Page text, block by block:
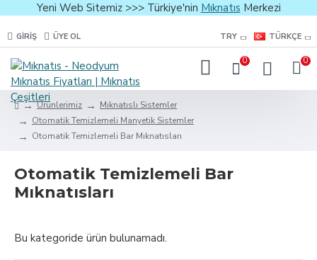
Yeni Web Sitemiz >>> Türkiye'nin Mıknatıs Merkezi
GIRIŞ ÜYE OL TRY TÜRKÇE
0 0
Ürünlerimiz
Mıknatıslı Sistemler
Otomatik Temizlemeli Manyetik Sistemler
Otomatik Temizlemeli Bar Mıknatısları
Otomatik Temizlemeli Bar
Mıknatısları
Bu kategoride ürün bulunamadı.